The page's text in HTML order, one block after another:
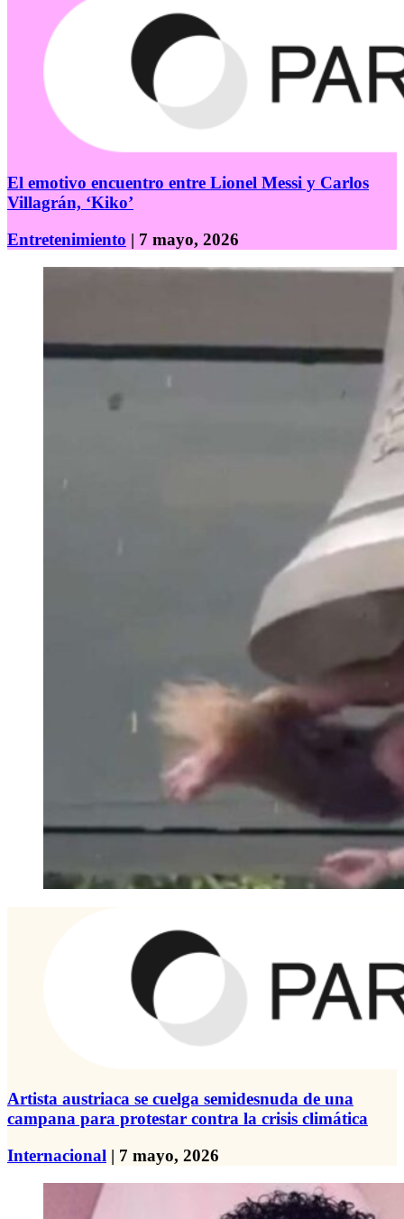
El emotivo encuentro entre Lionel Messi y Carlos
Villagrán, ‘Kiko’
Entretenimiento | 7 mayo, 2026
Artista austriaca se cuelga semidesnuda de una
campana para protestar contra la crisis climática
Internacional | 7 mayo, 2026